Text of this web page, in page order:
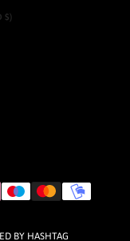
$)
BY HASHTAG